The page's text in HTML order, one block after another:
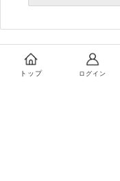
トップ ログイン